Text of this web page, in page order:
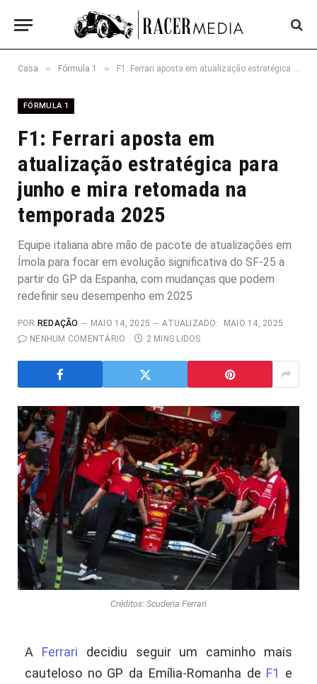
Casa » Fórmula 1 » F1: Ferrari aposta em atualização estratégica para junho e mira retomada na temporada 2025
FÓRMULA 1
F1: Ferrari aposta em
atualização estratégica para
junho e mira retomada na
temporada 2025
Equipe italiana abre mão de pacote de atualizações em
Ímola para focar em evolução significativa do SF-25 a
partir do GP da Espanha, com mudanças que podem
redefinir seu desempenho em 2025
POR REDAÇÃO MAIO 14, 2025 ATUALIZADO:
MAIO 14, 2025
NENHUM COMENTÁRIO
2 MINS LIDOS
Créditos: Scuderia Ferrari
A Ferrari decidiu seguir um caminho mais
cauteloso no GP da Emília-Romanha de F1 e